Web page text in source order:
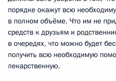
порядке окажут всю
в полном объёме. Что им не
средств к друзьям и
в очередях, что можно будет
получить всю необходимую
лекарственную.